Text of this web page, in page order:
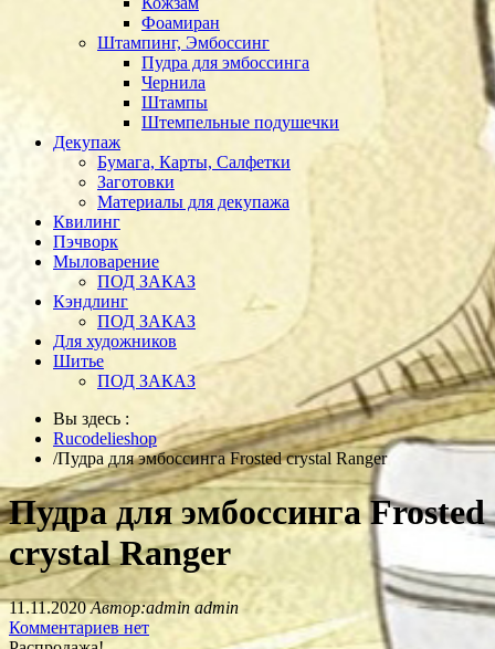
Фоамиран
Штампинг, Эмбоссинг
Пудра для эмбоссинга
Чернила
Штампы
Штемпельные подушечки
Декупаж
Бумага, Карты, Салфетки
Заготовки
Материалы для декупажа
Квилинг
Пэчворк
Мыловарение
ПОД ЗАКАЗ
Кэндлинг
ПОД ЗАКАЗ
Для художников
Шитье
ПОД ЗАКАЗ
Вы здесь :
Rucodelieshop
/Пудра для эмбоссинга Frosted crystal Ranger
Пудра для эмбоссинга Frosted
crystal Ranger
11.11.2020 Автор:admin admin
Комментариев нет